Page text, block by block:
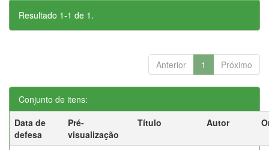
Resultado 1-1 de 1.
Anterior 1 Próximo
Conjunto de itens:
Data de
defesa
Pré-
visualização
Título Autor